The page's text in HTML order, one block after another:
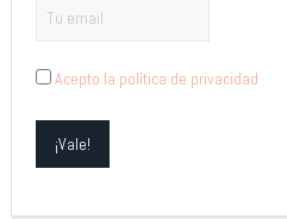
Acepto la política de privacidad